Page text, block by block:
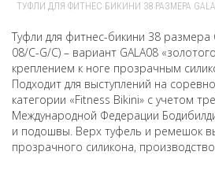
ТУФЛИ ДЛЯ ФИТНЕС БИКИНИ 38 РАЗМЕРА
Туфли для фитнес-бикини 38 размера
08/C-G/C) – вариант GALA08
креплением к ноге прозрачным
Подходит для выступлений на
категории «Fitness Bikini» с учетом
Международной Федерации
и подошвы. Верх туфель и ремешок
прозрачного силикона,